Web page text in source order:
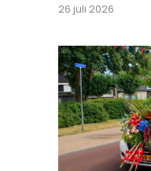
26 juli 2026